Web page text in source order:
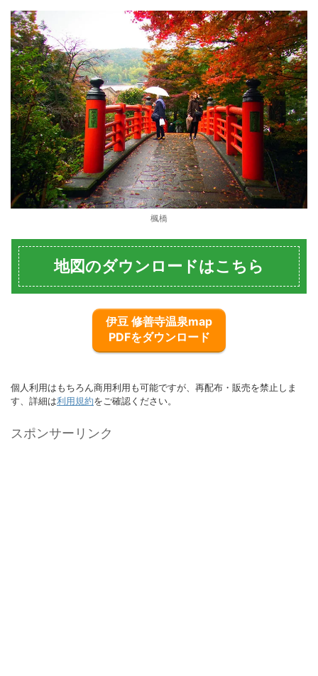
楓橋
地図のダウンロードはこちら
伊豆 修善寺温泉map
PDFをダウンロード
個人利用はもちろん商用利用も可能ですが、再配布・販売を禁止しま
す、詳細は利用規約をご確認ください。
スポンサーリンク